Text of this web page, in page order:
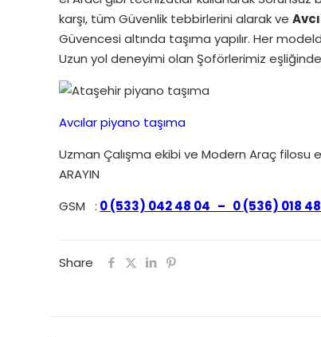
karşı, tüm Güvenlik tebbirlerini alarak ve
Güvencesi altında taşıma yapılır. Her
Uzun yol deneyimi olan Şoförlerimiz
Avcılar piyano taşıma
Uzman Çalışma ekibi ve Modern Araç filosu
ARAYIN
GSM : 0 (533) 042 48 04 – 0 (536) 018
Share